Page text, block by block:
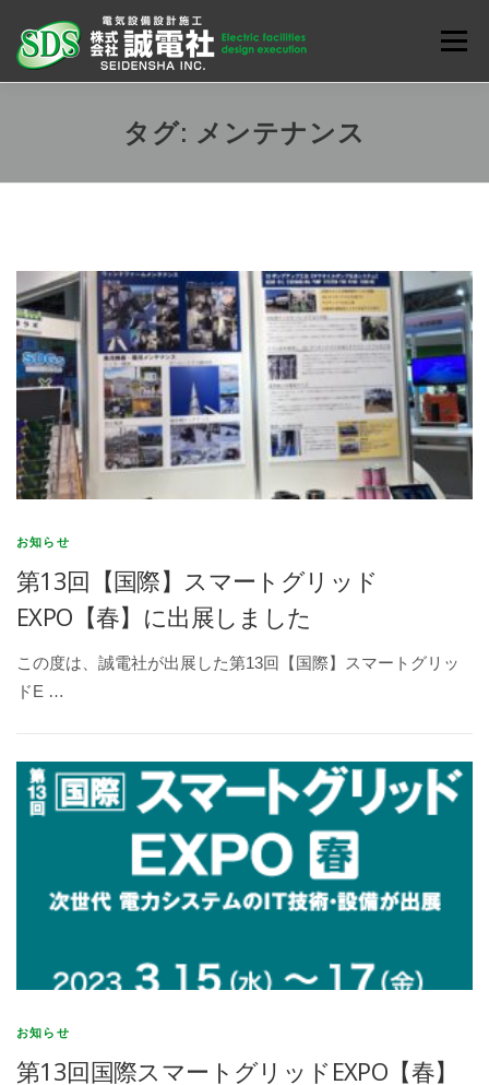
ス
メニュ
会社案内 業務内容 ENGLISH
タグ: メンテナンス
お知らせ
第13回【国際】スマートグリッド
EXPO【春】に出展しました
この度は、誠電社が出展した第13回【国際】スマートグリッ
ドE …
お知らせ
第13回国際スマートグリッドEXPO【春】